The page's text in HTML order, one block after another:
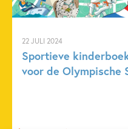
22 JULI 2024
Sportieve
voor de Olympische